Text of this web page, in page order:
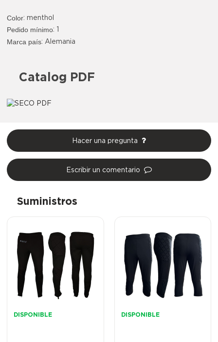
Color: menthol
Pedido mínimo: 1
Marca país: Alemania
Catalog PDF
Hacer una pregunta
Escribir un comentario
Suministros
DISPONIBLE DISPONIBLE